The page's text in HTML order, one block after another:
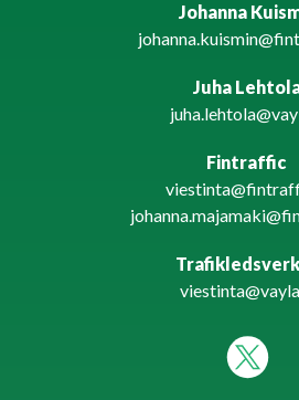
Johanna
Juha
Fintraffic